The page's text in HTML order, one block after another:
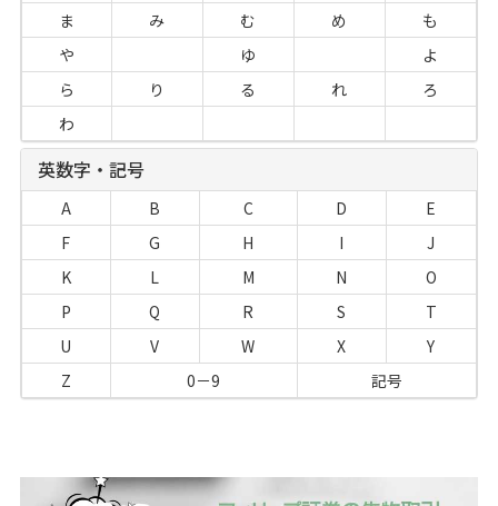
ま
み む め
も
や
ゆ
よ
ら
り る れ
ろ
わ
英数字・記号
A B C D
E
F
G H I
J
K
L M N
O
P
Q R S
T
U
V W X
Y
Z
0－9 記号